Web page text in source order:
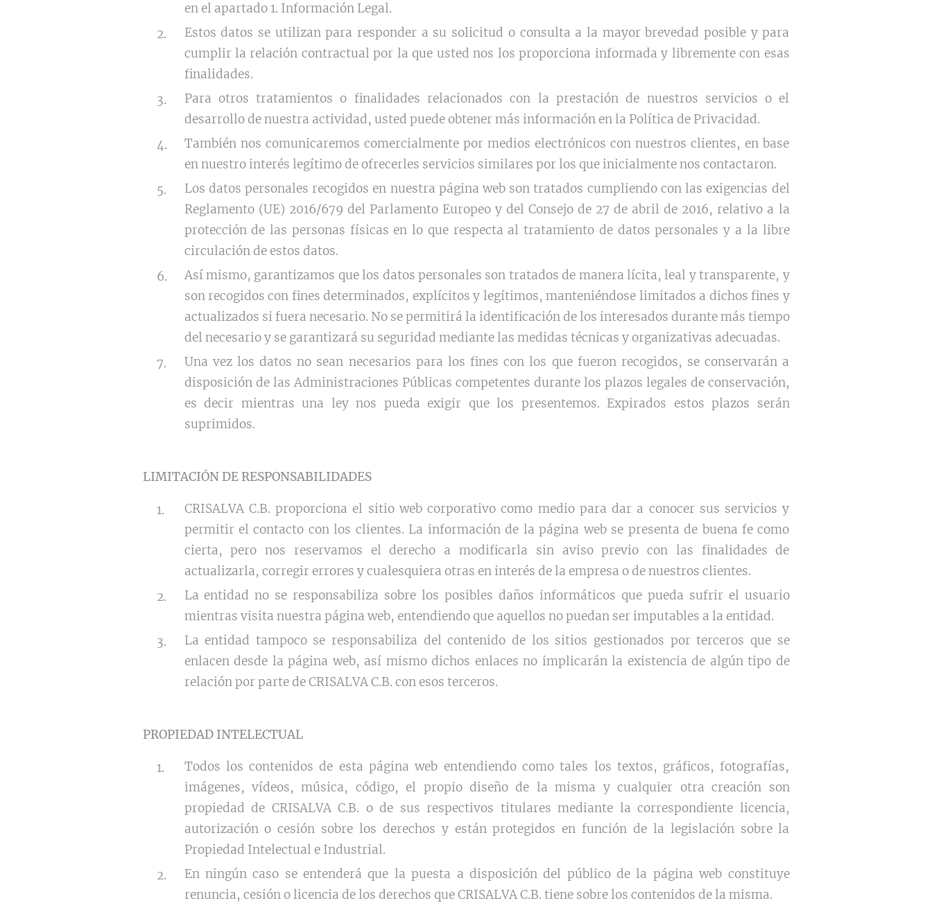
en el apartado 1. Información Legal.
Estos datos se utilizan para responder a su solicitud o consulta a la mayor brevedad posible y para
cumplir la relación contractual por la que usted nos los proporciona informada y libremente con esas
finalidades.
Para otros tratamientos o finalidades relacionados con la prestación de nuestros servicios o el
desarrollo de nuestra actividad, usted puede obtener más información en la Política de Privacidad.
También nos comunicaremos comercialmente por medios electrónicos con nuestros clientes, en base
en nuestro interés legítimo de ofrecerles servicios similares por los que inicialmente nos contactaron.
Los datos personales recogidos en nuestra página web son tratados cumpliendo con las exigencias del
Reglamento (UE) 2016/679 del Parlamento Europeo y del Consejo de 27 de abril de 2016, relativo a la
protección de las personas físicas en lo que respecta al tratamiento de datos personales y a la libre
circulación de estos datos.
Así mismo, garantizamos que los datos personales son tratados de manera lícita, leal y transparente, y
son recogidos con fines determinados, explícitos y legítimos, manteniéndose limitados a dichos fines y
actualizados si fuera necesario. No se permitirá la identificación de los interesados durante más tiempo
del necesario y se garantizará su seguridad mediante las medidas técnicas y organizativas adecuadas.
Una vez los datos no sean necesarios para los fines con los que fueron recogidos, se conservarán a
disposición de las Administraciones Públicas competentes durante los plazos legales de conservación,
es decir mientras una ley nos pueda exigir que los presentemos. Expirados estos plazos serán
suprimidos.
LIMITACIÓN DE RESPONSABILIDADES
CRISALVA C.B. proporciona el sitio web corporativo como medio para dar a conocer sus servicios y
permitir el contacto con los clientes. La información de la página web se presenta de buena fe como
cierta, pero nos reservamos el derecho a modificarla sin aviso previo con las finalidades de
actualizarla, corregir errores y cualesquiera otras en interés de la empresa o de nuestros clientes.
La entidad no se responsabiliza sobre los posibles daños informáticos que pueda sufrir el usuario
mientras visita nuestra página web, entendiendo que aquellos no puedan ser imputables a la entidad.
La entidad tampoco se responsabiliza del contenido de los sitios gestionados por terceros que se
enlacen desde la página web, así mismo dichos enlaces no implicarán la existencia de algún tipo de
relación por parte de CRISALVA C.B. con esos terceros.
PROPIEDAD INTELECTUAL
Todos los contenidos de esta página web entendiendo como tales los textos, gráficos, fotografías,
imágenes, vídeos, música, código, el propio diseño de la misma y cualquier otra creación son
propiedad de CRISALVA C.B. o de sus respectivos titulares mediante la correspondiente licencia,
autorización o cesión sobre los derechos y están protegidos en función de la legislación sobre la
Propiedad Intelectual e Industrial.
En ningún caso se entenderá que la puesta a disposición del público de la página web constituye
renuncia, cesión o licencia de los derechos que CRISALVA C.B. tiene sobre los contenidos de la misma.